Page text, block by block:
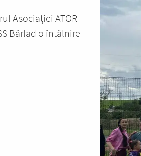
Asociației ATOR
Bârlad o întâlnire